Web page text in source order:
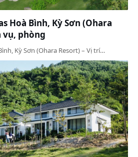
Hoà Bình, Kỳ Sơn (Ohara
vụ, phòng
Kỳ Sơn (Ohara Resort) – Vị trí…